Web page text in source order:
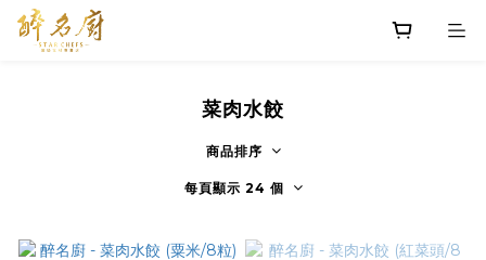
菜肉水餃
商品排序
每頁顯示 24 個